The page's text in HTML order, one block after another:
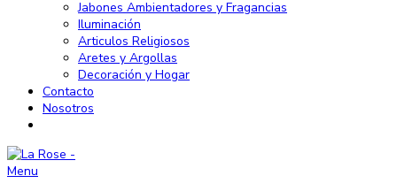
Jabones Ambientadores y Fragancias
Iluminación
Articulos Religiosos
Aretes y Argollas
Decoración y Hogar
Contacto
Nosotros
Menu